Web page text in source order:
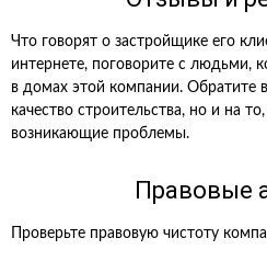
Что говорят о застройщике его
интернете, поговорите с людьми,
в домах этой компании. Обратите
качество строительства, но и на
возникающие проблемы.
Правовые
Проверьте правовую чистоту